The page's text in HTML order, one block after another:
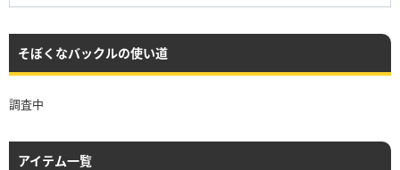
そぼくなバックルの使い道
調査中
アイテム一覧